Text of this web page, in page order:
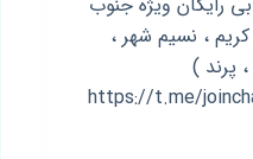
، نسیم شهر ،
پرند )
https://t.me/